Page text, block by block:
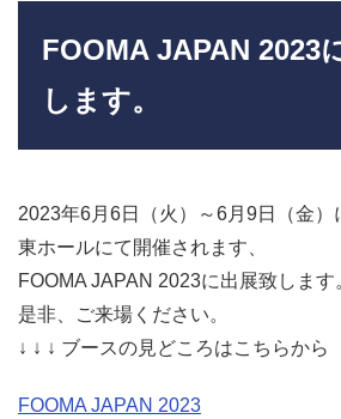
OMAチラー
AIM
募集要項
お問い合わせフォ
FOOMA JAPAN 2023
します。
2023年6月6日（火）～6月9日（金）
東ホールにて開催されます、
FOOMA JAPAN 2023に出展致します
是非、ご来場ください。
↓ ↓ ↓ ブースの見どころはこちらから
FOOMA JAPAN 2023